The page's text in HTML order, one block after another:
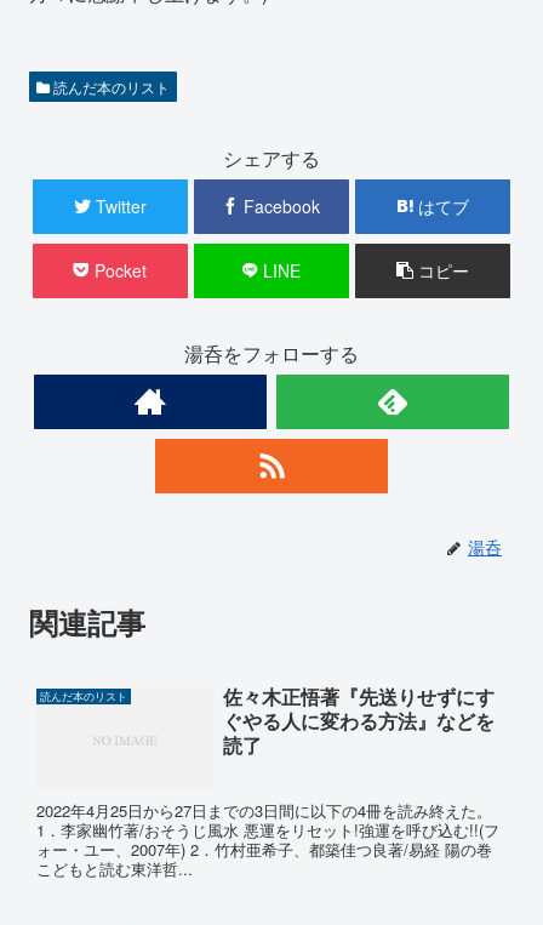
読んだ本のリスト
シェアする
Twitter Facebook はてブ
Pocket LINE コピー
湯呑をフォローする
湯呑
関連記事
読んだ本のリスト
佐々木正悟著『先送りせずにす
ぐやる人に変わる方法』などを
読了
2022年4月25日から27日までの3日間に以下の4冊を読み終えた。
1．李家幽竹著/おそうじ風水 悪運をリセット!強運を呼び込む!!(フ
ォー・ユー、2007年) 2．竹村亜希子、都築佳つ良著/易経 陽の巻
こどもと読む東洋哲...